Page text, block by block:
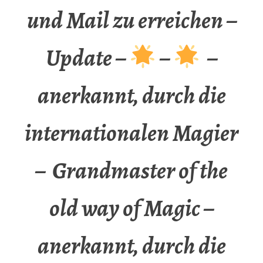
und Mail zu erreichen –
Update –
–
–
anerkannt, durch die
internationalen Magier
– Grandmaster of the
old way of Magic –
anerkannt, durch die